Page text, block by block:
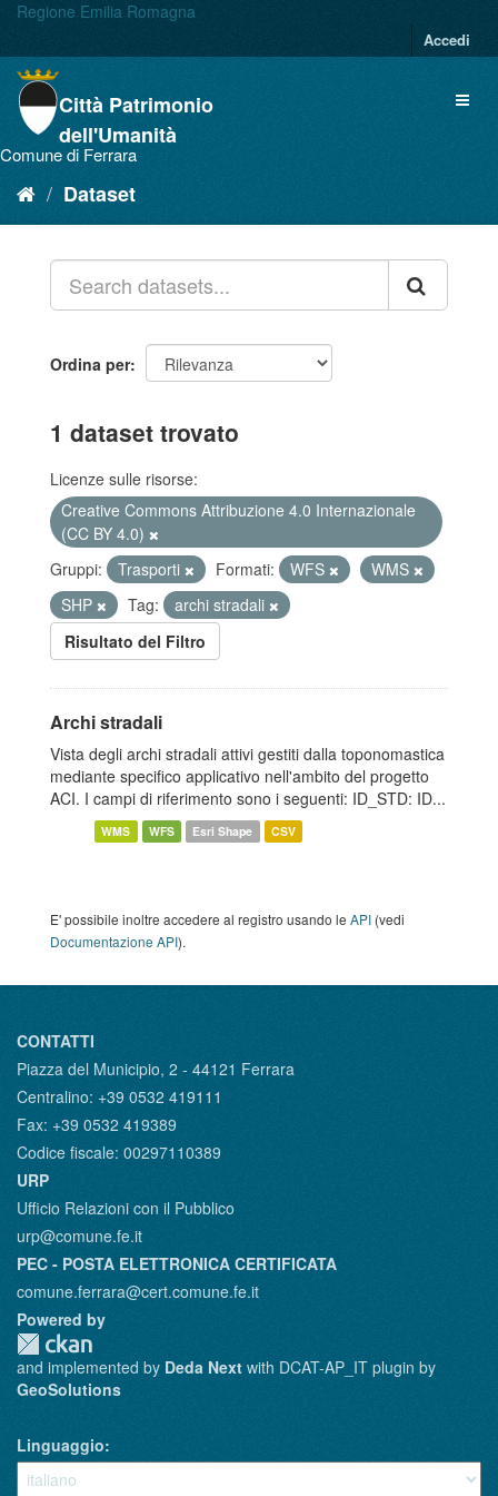
Salta
contenuto
Regione Emilia Romagna
Accedi
Comune di Ferrara
Città Patrimonio
dell'Umanità
Dataset
Ordina per
1 dataset trovato
Licenze sulle risorse:
Creative Commons Attribuzione 4.0 Internazionale
(CC BY 4.0)
Gruppi:
Trasporti Formati: WFS
WMS
SHP
Tag:
archi stradali
Risultato del Filtro
Archi stradali
Vista degli archi stradali attivi gestiti dalla toponomastica
mediante specifico applicativo nell'ambito del progetto
ACI. I campi di riferimento sono i seguenti: ID_STD: ID...
WMS WFS Esri Shape CSV
E' possibile inoltre accedere al registro usando le API (vedi
Documentazione API).
CONTATTI
Piazza del Municipio, 2 - 44121 Ferrara
Centralino: +39 0532 419111
Fax: +39 0532 419389
Codice fiscale: 00297110389
URP
Ufficio Relazioni con il Pubblico
urp@comune.fe.it
PEC - POSTA ELETTRONICA CERTIFICATA
comune.ferrara@cert.comune.fe.it
Powered by
and implemented by Deda Next with DCAT-AP_IT plugin by
GeoSolutions
Linguaggio